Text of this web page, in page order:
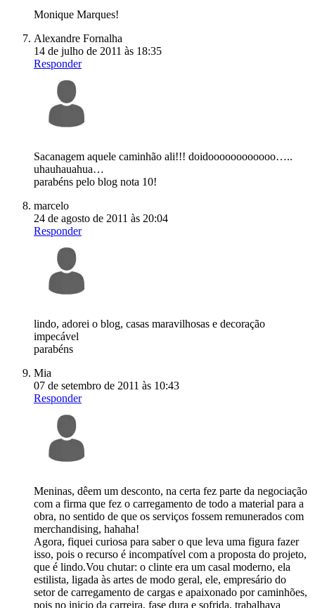
Monique Marques!
Alexandre Fornalha
14 de julho de 2011 às 18:35
Responder
Sacanagem aquele caminhão ali!!! doidoooooooooooo…..
uhauhauahua…
parabéns pelo blog nota 10!
marcelo
24 de agosto de 2011 às 20:04
Responder
lindo, adorei o blog, casas maravilhosas e decoração
impecável
parabéns
Mia
07 de setembro de 2011 às 10:43
Responder
Meninas, dêem um desconto, na certa fez parte da negociação
com a firma que fez o carregamento de todo a material para a
obra, no sentido de que os serviços fossem remunerados com
merchandising, hahaha!
Agora, fiquei curiosa para saber o que leva uma figura fazer
isso, pois o recurso é incompatível com a proposta do projeto,
que é lindo.Vou chutar: o clinte era um casal moderno, ela
estilista, ligada às artes de modo geral, ele, empresário do
setor de carregamento de cargas e apaixonado por caminhões,
pois no inicio da carreira, fase dura e sofrida, trabalhava